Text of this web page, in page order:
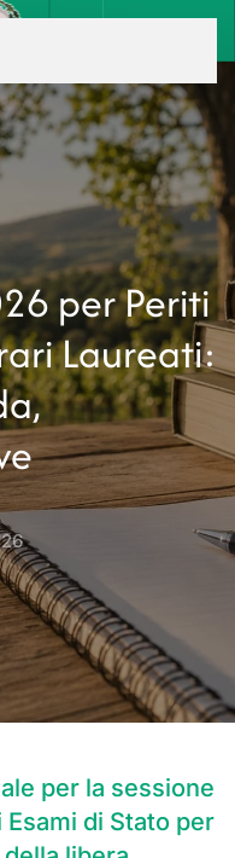
per Periti
Laureati:
per la sessione
di Stato per